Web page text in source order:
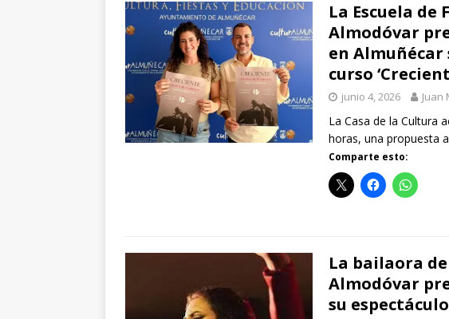
La Escuela de
Almodóvar
en Almuñécar
curso
junio 4, 2026 Juan
La Casa de la Cultura
horas, una propuesta
Comparte esto:
La bailaora
Almodóvar
su